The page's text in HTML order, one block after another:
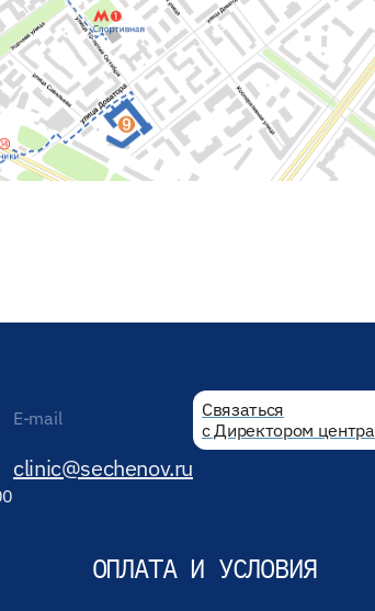
E-mail
clinic@sechenov.ru
Связаться
с Директором центра
ОПЛАТА И УСЛОВИЯ